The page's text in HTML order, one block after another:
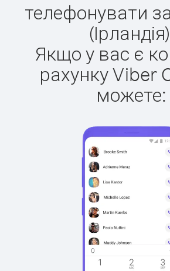
телефонувати
Якщо у вас є
рахунку Viber
можете: